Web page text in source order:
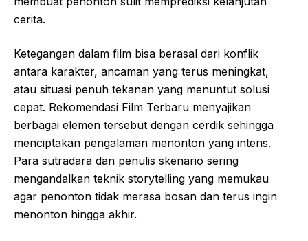
cerita.
Ketegangan dalam film bisa berasal dari konflik
antara karakter, ancaman yang terus meningkat,
atau situasi penuh tekanan yang menuntut solusi
cepat. Rekomendasi Film Terbaru menyajikan
berbagai elemen tersebut dengan cerdik sehingga
menciptakan pengalaman menonton yang intens.
Para sutradara dan penulis skenario sering
mengandalkan teknik storytelling yang memukau
agar penonton tidak merasa bosan dan terus ingin
menonton hingga akhir.